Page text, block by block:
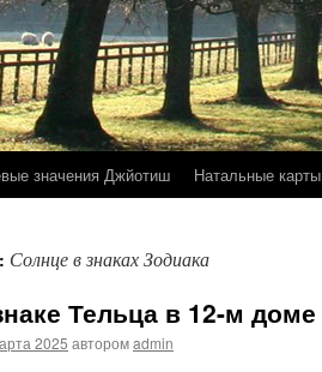
значения Джйотиш Натальные карты
Солнце в знаках Зодиака
Тельца в 12-м доме
2025 авторомadmin